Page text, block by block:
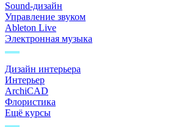
Sound-дизайн
Управление звуком
Ableton Live
Электронная музыка
Дизайн интерьера
Интерьер
ArchiCAD
Флористика
Ещё курсы